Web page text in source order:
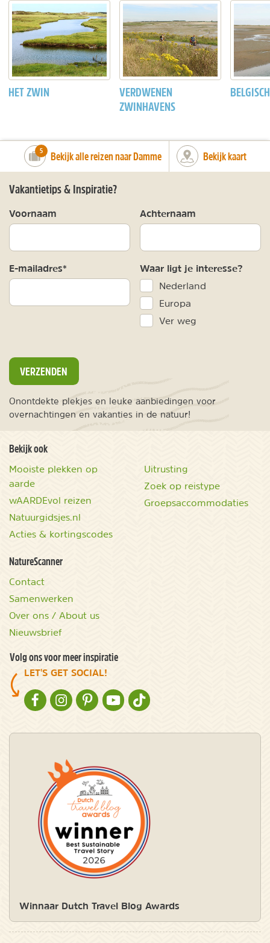
HET ZWIN
VERDWENEN
ZWINHAVENS
number_of_trips:
5 Bekijk alle reizen naar Damme Bekijk kaart
Vakantietips & Inspiratie?
Voornaam Achternaam
E-mailadres* Waar ligt je interesse?
Nederland
Europa
Ver weg
VERZENDEN
Onontdekte plekjes en leuke aanbiedingen voor
overnachtingen en vakanties in de natuur!
Bekijk ook
Mooiste plekken op
aarde
wAARDEvol reizen
Natuurgidsjes.nl
Acties & kortingscodes
Uitrusting
Zoek op reistype
Groepsaccommodaties
NatureScanner
Contact
Samenwerken
Over ons / About us
Nieuwsbrief
Volg ons voor meer inspiratie
LET'S GET SOCIAL!
NATURESCANNER OP FACEBOOK
NATURESCANNER OP INSTAGRAM
NATURESCANNER OP PINTEREST
NATURESCANNER OP YOUTUBE
NATURESCANNER OP TIKTOK
Winnaar Dutch Travel Blog Awards